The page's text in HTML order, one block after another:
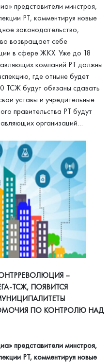
представители минстроя,
РТ, комментируя новые
законодательство,
возвращает себе
в сфере ЖКХ. Уже до 18
компаний РТ должны
где отныне будет
ТСЖ будут обязаны сдавать
уставы и учредительные
правительства РТ будут
организаций…
–
ТСЖ, ПОЯВИТСЯ
ПО КОНТРОЛЮ НАД
представители минстроя,
РТ, комментируя новые